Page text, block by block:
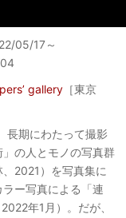
05/17～
gallery ［東京
長期にわたって撮影
の人とモノの写真群
2021）を写真集に
ー写真による「連
年1月）。だが、